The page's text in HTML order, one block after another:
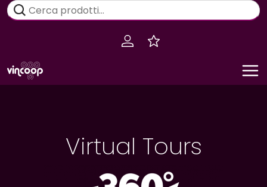
Salta
Cerca:
Virtual Tours